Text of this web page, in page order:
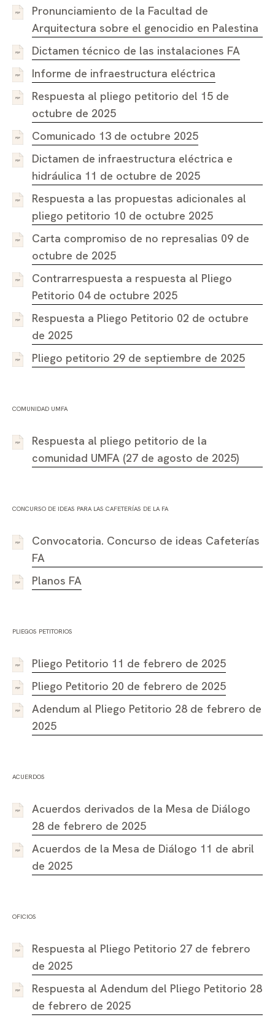
Pronunciamiento de la Facultad de
Arquitectura sobre el genocidio en Palestina
Dictamen técnico de las instalaciones FA
Informe de infraestructura eléctrica
Respuesta al pliego petitorio del 15 de
octubre de 2025
Comunicado 13 de octubre 2025
Dictamen de infraestructura eléctrica e
hidráulica 11 de octubre de 2025
Respuesta a las propuestas adicionales al
pliego petitorio 10 de octubre 2025
Carta compromiso de no represalias 09 de
octubre de 2025
Contrarrespuesta a respuesta al Pliego
Petitorio 04 de octubre 2025
Respuesta a Pliego Petitorio 02 de octubre
de 2025
Pliego petitorio 29 de septiembre de 2025
COMUNIDAD UMFA
Respuesta al pliego petitorio de la
comunidad UMFA (27 de agosto de 2025)
CONCURSO DE IDEAS PARA LAS CAFETERÍAS DE LA FA
Convocatoria. Concurso de ideas Cafeterías
FA
Planos FA
PLIEGOS PETITORIOS
Pliego Petitorio 11 de febrero de 2025
Pliego Petitorio 20 de febrero de 2025
Adendum al Pliego Petitorio 28 de febrero de
2025
ACUERDOS
Acuerdos derivados de la Mesa de Diálogo
28 de febrero de 2025
Acuerdos de la Mesa de Diálogo 11 de abril
de 2025
OFICIOS
Respuesta al Pliego Petitorio 27 de febrero
de 2025
Respuesta al Adendum del Pliego Petitorio 28
de febrero de 2025